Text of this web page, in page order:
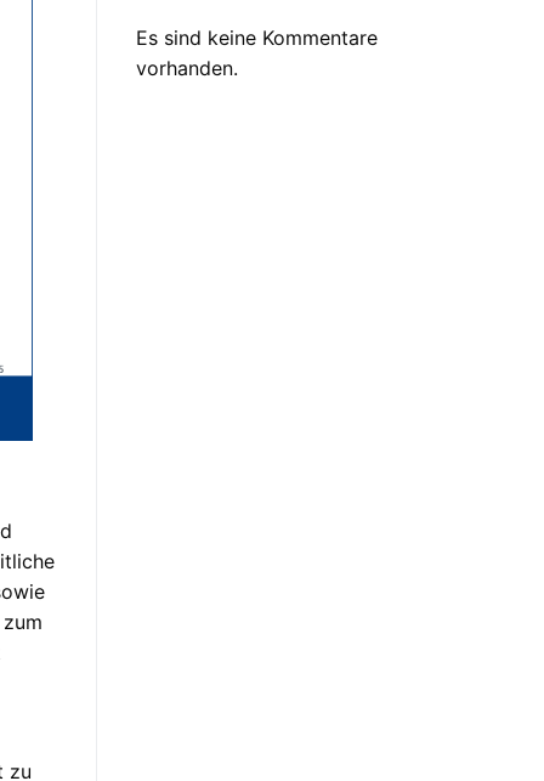
zu
Es sind keine Kommentare
vorhanden.